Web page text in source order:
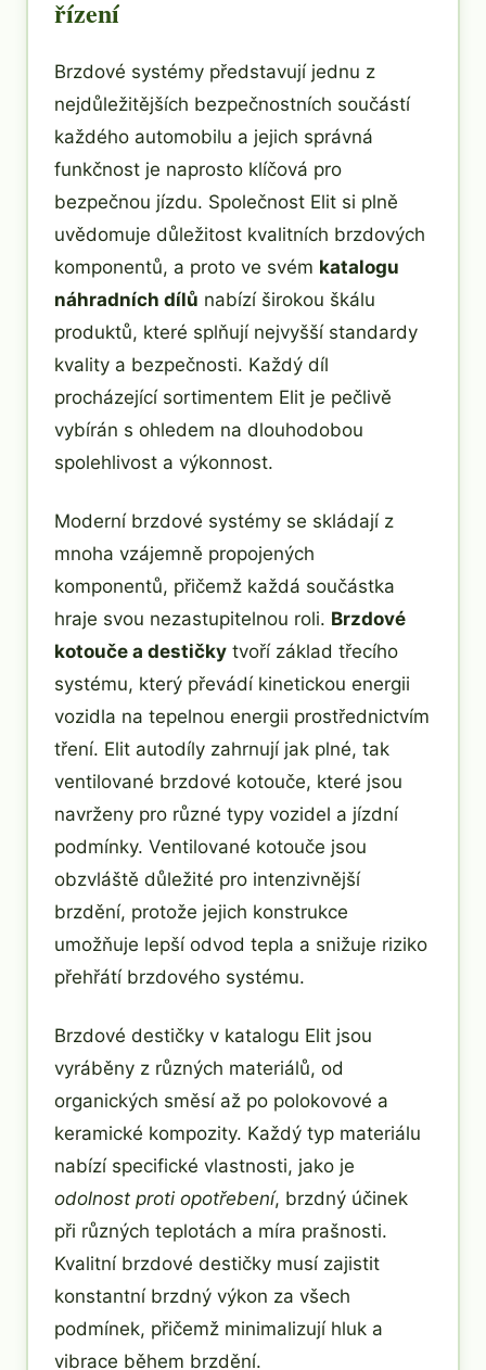
řízení
Brzdové systémy představují jednu z
nejdůležitějších bezpečnostních součástí
každého automobilu a jejich správná
funkčnost je naprosto klíčová pro
bezpečnou jízdu. Společnost Elit si plně
uvědomuje důležitost kvalitních brzdových
komponentů, a proto ve svém katalogu
náhradních dílů nabízí širokou škálu
produktů, které splňují nejvyšší standardy
kvality a bezpečnosti. Každý díl
procházející sortimentem Elit je pečlivě
vybírán s ohledem na dlouhodobou
spolehlivost a výkonnost.
Moderní brzdové systémy se skládají z
mnoha vzájemně propojených
komponentů, přičemž každá součástka
hraje svou nezastupitelnou roli. Brzdové
kotouče a destičky tvoří základ třecího
systému, který převádí kinetickou energii
vozidla na tepelnou energii prostřednictvím
tření. Elit autodíly zahrnují jak plné, tak
ventilované brzdové kotouče, které jsou
navrženy pro různé typy vozidel a jízdní
podmínky. Ventilované kotouče jsou
obzvláště důležité pro intenzivnější
brzdění, protože jejich konstrukce
umožňuje lepší odvod tepla a snižuje riziko
přehřátí brzdového systému.
Brzdové destičky v katalogu Elit jsou
vyráběny z různých materiálů, od
organických směsí až po polokovové a
keramické kompozity. Každý typ materiálu
nabízí specifické vlastnosti, jako je
odolnost proti opotřebení, brzdný účinek
při různých teplotách a míra prašnosti.
Kvalitní brzdové destičky musí zajistit
konstantní brzdný výkon za všech
podmínek, přičemž minimalizují hluk a
vibrace během brzdění.